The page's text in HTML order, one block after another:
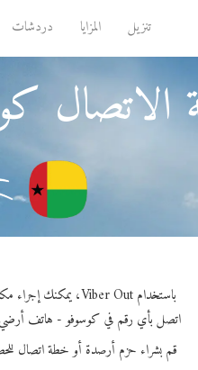
تنزيل المزايا دردشات
الاتصال
باستخدام Viber Out، يمكنك إجراء مكالمات عالية الجودة إلى كوسوفو من غينيا-بيساو.
اتصل بأي رقم في كوسوفو - هاتف أرضي أو محمول! -
قم بشراء حزم أرصدة أو خطة اتصال